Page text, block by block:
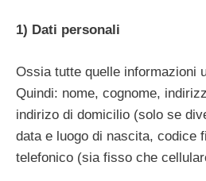
1) Dati personali
Ossia tutte quelle informazioni
Quindi: nome, cognome,
indirizo di domicilio (solo se
data e luogo di nascita, codice
telefonico (sia fisso che